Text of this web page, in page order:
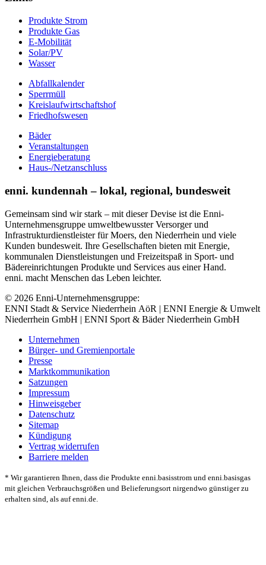
Produkte Strom
Produkte Gas
E-Mobilität
Solar/PV
Wasser
Abfallkalender
Sperrmüll
Kreislaufwirtschaftshof
Friedhofswesen
Bäder
Veranstaltungen
Energieberatung
Haus-/Netzanschluss
enni. kundennah – lokal, regional, bundesweit
Gemeinsam sind wir stark – mit dieser Devise ist die Enni-
Unternehmensgruppe umweltbewusster Versorger und
Infrastrukturdienstleister für Moers, den Niederrhein und viele
Kunden bundesweit. Ihre Gesellschaften bieten mit Energie,
kommunalen Dienstleistungen und Freizeitspaß in Sport- und
Bädereinrichtungen Produkte und Services aus einer Hand.
enni. macht Menschen das Leben leichter.
© 2026 Enni-Unternehmensgruppe:
ENNI Stadt & Service Niederrhein AöR | ENNI Energie & Umwelt
Niederrhein GmbH | ENNI Sport & Bäder Niederrhein GmbH
Unternehmen
Bürger- und Gremienportale
Presse
Marktkommunikation
Satzungen
Impressum
Hinweisgeber
Datenschutz
Sitemap
Kündigung
Vertrag widerrufen
Barriere melden
* Wir garantieren Ihnen, dass die Produkte enni.basisstrom und enni.basisgas
mit gleichen Verbrauchsgrößen und Belieferungsort nirgendwo günstiger zu
erhalten sind, als auf enni.de.